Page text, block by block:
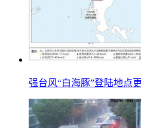
强台风“白海豚”登陆地点